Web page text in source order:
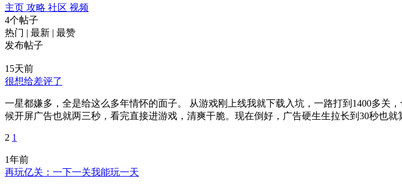
主页 攻略 社区 视频
4个帖子
热门 | 最新 | 最赞
发布帖子
15天前
很想给差评了
一星都嫌多，全是给这么多年情怀的面子。 从游戏刚上线我就下载入坑，一路打到1400多
候开屏广告也就两三秒，看完直接进游戏，清爽干脆。现在倒好，广告硬生生拉长到30秒也就
2 1
1年前
再玩亿关：一下一关我能玩一天